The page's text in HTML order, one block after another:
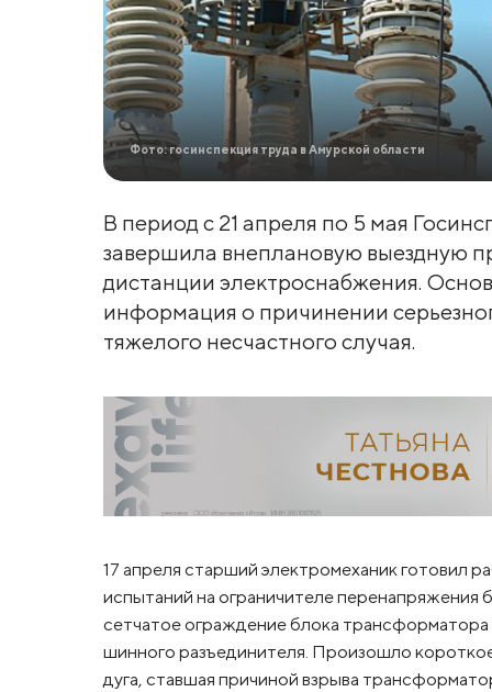
Фото: госинспекция труда в Амурской области
В период с 21 апреля по 5 мая
завершила внеплановую выездную
дистанции электроснабжения.
информация о причинении
тяжелого несчастного случая.
17 апреля старший электромеханик готовил
испытаний на ограничителе
сетчатое ограждение блока
шинного разъединителя. Произошло
дуга, ставшая причиной взрыва